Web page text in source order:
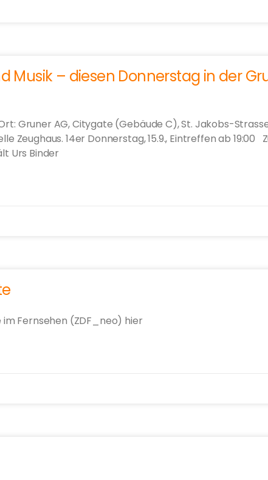
Musik – diesen Donnerstag in der
Gruner AG, Citygate (Gebäude C), St. Jakobs-Strasse
Zeughaus. 14er Donnerstag, 15.9., Eintreffen ab 19:00
Urs Binder
Fernsehen (ZDF_neo) hier